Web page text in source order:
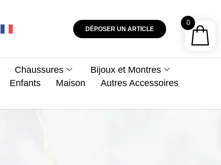
DÉPOSER UN ARTICLE
Chaussures
Bijoux et Montres
Enfants Maison
Autres Accessoires
0